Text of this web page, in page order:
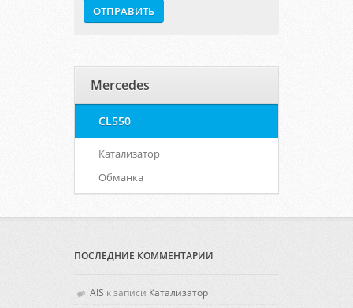
Mercedes
CL550
Катализатор
Обманка
ПОСЛЕДНИЕ КОММЕНТАРИИ
AIS к записи Катализатор